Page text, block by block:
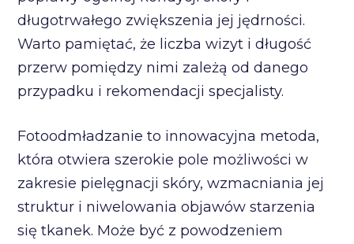
długotrwałego zwiększenia jej jędrności.
Warto pamiętać, że liczba wizyt i długość
przerw pomiędzy nimi zależą od danego
przypadku i rekomendacji specjalisty.
Fotoodmładzanie to innowacyjna metoda,
która otwiera szerokie pole możliwości w
zakresie pielęgnacji skóry, wzmacniania jej
struktur i niwelowania objawów starzenia
się tkanek. Może być z powodzeniem